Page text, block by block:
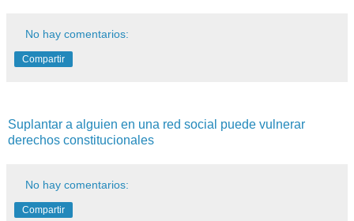
No hay comentarios:
Compartir
Suplantar a alguien en una red social puede vulnerar
derechos constitucionales
No hay comentarios:
Compartir